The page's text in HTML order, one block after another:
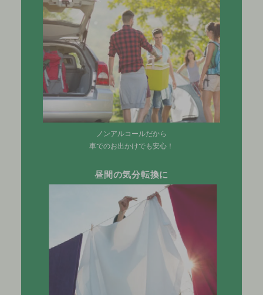
ノンアルコールだから
車でのお出かけでも安心！
昼間の気分転換に